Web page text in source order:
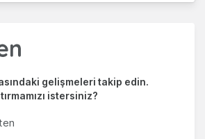
gelişmeleri takip edin.
istersiniz?